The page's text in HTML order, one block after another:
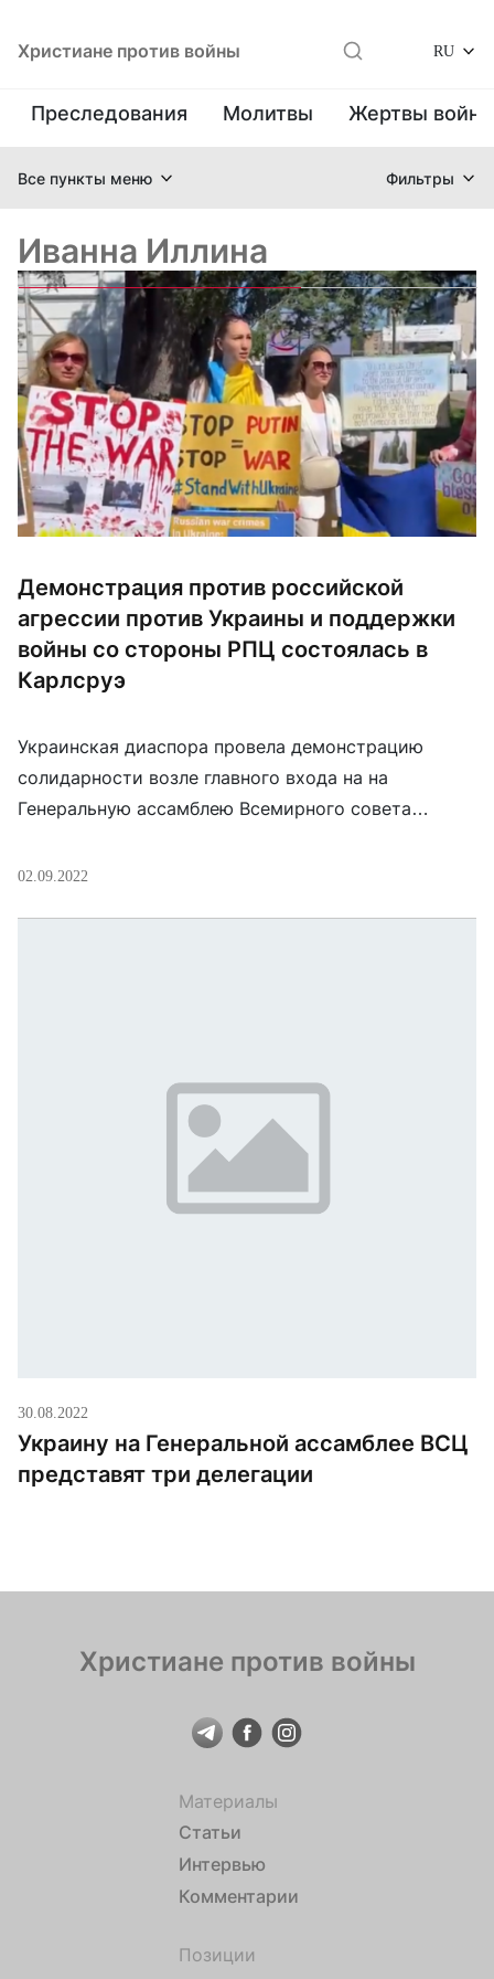
Христиане против войны RU
Преследования Молитвы Жертвы
Все пункты меню Фильтры
Иванна Иллина
Демонстрация против российской
агрессии против Украины и поддержки
войны со стороны РПЦ состоялась в
Карлсруэ
Украинская диаспора провела демонстрацию
солидарности возле главного входа на на
Генеральную ассамблею Всемирного совета
Протестующие обращали внимание на страдания
02.09.2022
30.08.2022
Украину на Генеральной ассамблее ВСЦ
представят три делегации
Христиане против войны
Материалы
Статьи
Интервью
Комментарии
Позиции